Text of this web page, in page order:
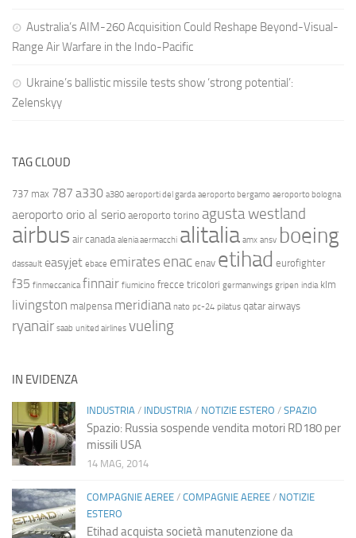
Australia’s AIM-260 Acquisition Could Reshape Beyond-Visual-
Range Air Warfare in the Indo-Pacific
Ukraine’s ballistic missile tests show ‘strong potential’:
Zelenskyy
TAG CLOUD
737 max 787 a330 a380 aeroporti del garda aeroporto bergamo aeroporto bologna
aeroporto orio al serio aeroporto torino agusta westland
airbus air canada alenia aermacchi alitalia amx ansv boeing
dassault easyjet ebace emirates enac enav etihad eurofighter
f35 finmeccanica finnair fiumicino frecce tricolori germanwings gripen india klm
livingston malpensa meridiana nato pc-24 pilatus qatar airways
ryanair saab united airlines vueling
IN EVIDENZA
INDUSTRIA / INDUSTRIA / NOTIZIE ESTERO / SPAZIO
Spazio: Russia sospende vendita motori RD180 per
missili USA
14 MAG, 2014
COMPAGNIE AEREE / COMPAGNIE AEREE / NOTIZIE
ESTERO
Etihad acquista società manutenzione da